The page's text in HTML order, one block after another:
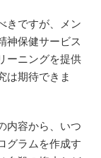
きですが、メン
神保健サービス
ーニングを提供
は期待できま
内容から、いつ
グラムを作成す